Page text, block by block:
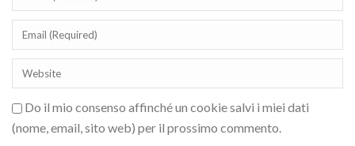
Do il mio consenso affinché un cookie salvi i miei dati
(nome, email, sito web) per il prossimo commento.